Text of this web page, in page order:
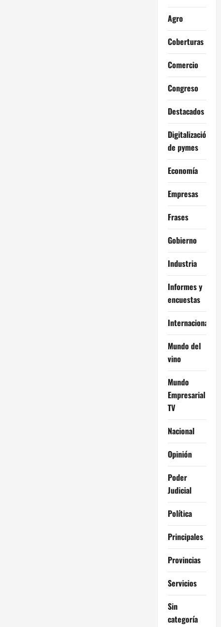
Agro
Coberturas
Comercio
Congreso
Destacados
Digitalización
de pymes
Economía
Empresas
Frases
Gobierno
Industria
Informes y
encuestas
Internacional
Mundo del
vino
Mundo
Empresarial
TV
Nacional
Opinión
Poder
Judicial
Política
Principales
Provincias
Servicios
Sin
categoría